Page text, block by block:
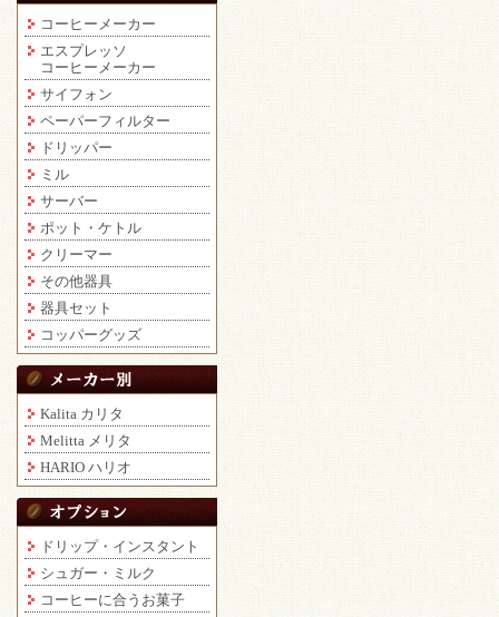
コーヒーメーカー
エスプレッソ
コーヒーメーカー
サイフォン
ペーパーフィルター
ドリッパー
ミル
サーバー
ポット・ケトル
クリーマー
その他器具
器具セット
コッパーグッズ
Kalita カリタ
Melitta メリタ
HARIO ハリオ
ドリップ・インスタント
シュガー・ミルク
コーヒーに合うお菓子